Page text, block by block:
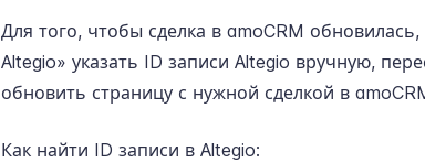
Для того, чтобы сделка в amoCRM
Altegio» указать ID записи Altegio вручную,
обновить страницу с нужной сделкой в
Как найти ID записи в Altegio: